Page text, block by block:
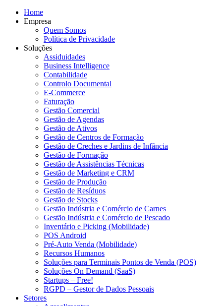
Home
Empresa
Quem Somos
Política de Privacidade
Soluções
Assiduidades
Business Intelligence
Contabilidade
Controlo Documental
E-Commerce
Faturação
Gestão Comercial
Gestão de Agendas
Gestão de Ativos
Gestão de Centros de Formação
Gestão de Creches e Jardins de Infância
Gestão de Formação
Gestão de Assistências Técnicas
Gestão de Marketing e CRM
Gestão de Produção
Gestão de Resíduos
Gestão de Stocks
Gestão Indústria e Comércio de Carnes
Gestão Indústria e Comércio de Pescado
Inventário e Picking (Mobilidade)
POS Android
Pré-Auto Venda (Mobilidade)
Recursos Humanos
Soluções para Terminais Pontos de Venda (POS)
Soluções On Demand (SaaS)
Startups – Free!
RGPD – Gestor de Dados Pessoais
Setores